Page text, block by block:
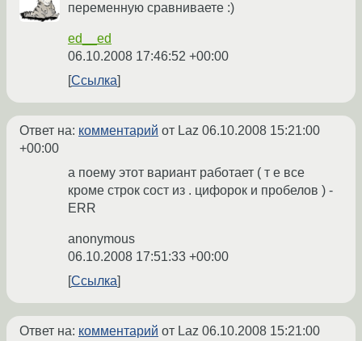
переменную сравниваете :)
ed__ed
06.10.2008 17:46:52 +00:00
Ссылка
Ответ на: комментарий от Laz 06.10.2008 15:21:00
+00:00
а поему этот вариант работает ( т е все
кроме строк сост из . цифорок и пробелов ) -
ERR
anonymous
06.10.2008 17:51:33 +00:00
Ссылка
Ответ на: комментарий от Laz 06.10.2008 15:21:00